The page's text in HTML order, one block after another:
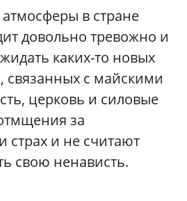
в стране
довольно тревожно и
каких-то новых
связанных с майскими
церковь и силовые
за
и не считают
свою ненависть.